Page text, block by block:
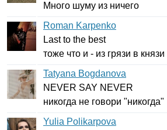
Много шуму из ничего
Roman Karpenko
Last to the best
тоже что и - из грязи в князи
Tatyana Bogdanova
NEVER SAY NEVER
никогда не говори "никогда"
Yulia Polikarpova